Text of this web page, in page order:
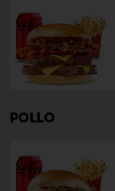
POLLO